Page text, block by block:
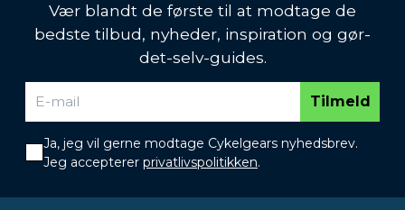
Vær blandt de første til at modtage de
bedste tilbud, nyheder, inspiration og gør-
det-selv-guides.
Tilmeld
Ja, jeg vil gerne modtage Cykelgears nyhedsbrev.
Jeg accepterer privatlivspolitikken.